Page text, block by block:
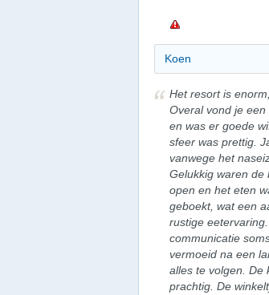
Koen
Het resort is
Overal vond je
en was er goede
sfeer was prettig.
vanwege het
Gelukkig waren de
open en het eten
geboekt, wat een
rustige
communicatie
vermoeid na een
alles te volgen. De
prachtig. De